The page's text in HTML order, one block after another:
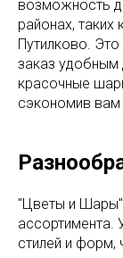
возможность
районах, таких
Путилково.
заказ
красочные
сэкономив вам
"Цветы и Шары"
ассортимента.
стилей и форм,